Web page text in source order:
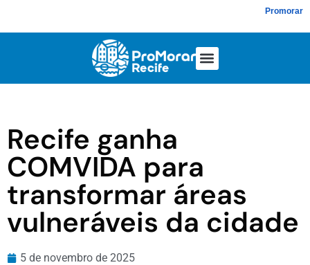
Promorar
Recife ganha
COMVIDA para
transformar áreas
vulneráveis da cidade
5 de novembro de 2025